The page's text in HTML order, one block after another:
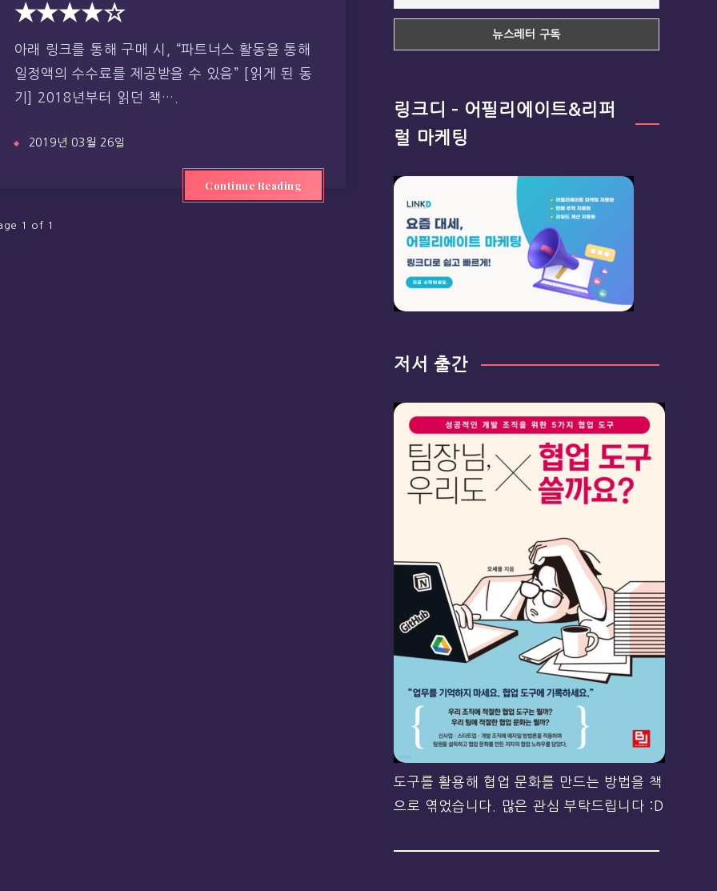
★★★★☆
아래 링크를 통해 구매 시, “파트너스 활동을 통해
일정액의 수수료를 제공받을 수 있음” [읽게 된 동
기] 2018년부터 읽던 책….
2019년 03월 26일
Continue Reading
1 of 1
링크디 – 어필리에이트&리퍼
럴 마케팅
저서 출간
도구를 활용해 협업 문화를 만드는 방법을 책
으로 엮었습니다. 많은 관심 부탁드립니다 :D